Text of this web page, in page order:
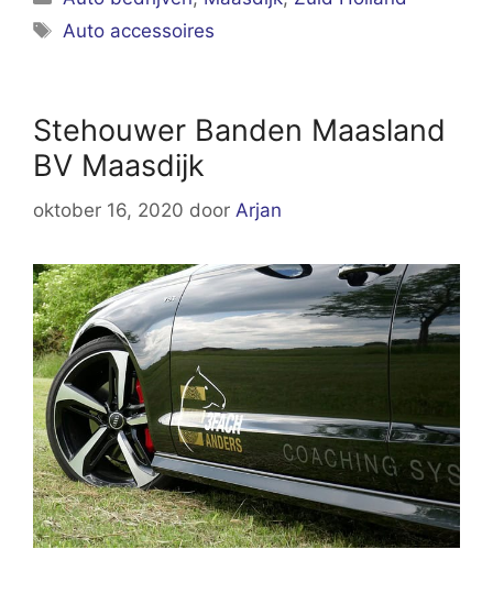
Tags
Auto accessoires
Stehouwer Banden Maasland
BV Maasdijk
oktober 16, 2020 door Arjan